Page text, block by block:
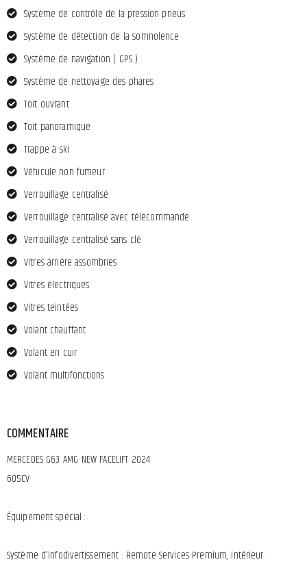
Système de contrôle de la pression pneus
Système de détection de la somnolence
Système de navigation ( GPS )
Système de nettoyage des phares
Toit ouvrant
Toit panoramique
Trappe à ski
Véhicule non fumeur
Verrouillage centralisé
Verrouillage centralisé avec télécommande
Verrouillage centralisé sans clé
Vitres arrière assombries
Vitres électriques
Vitres teintées
Volant chauffant
Volant en cuir
Volant multifonctions
COMMENTAIRE
MERCEDES G63 AMG NEW FACELIFT 2024
605CV
Équipement spécial :
Système d'infodivertissement : Remote Services Premium, intérieur :